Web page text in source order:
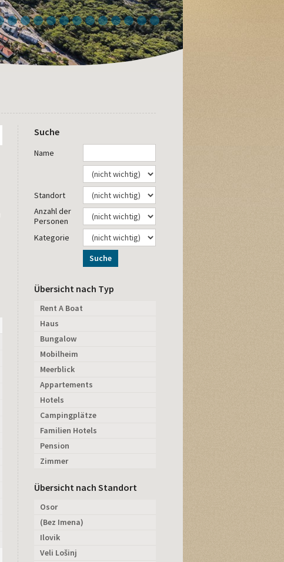
2 3 4 5 6 7 8 9 10 11 12 13 14
Suche
Name
Standort
Anzahl der
Personen
Kategorie
Suche
Übersicht nach Typ
Rent A Boat
Haus
Bungalow
Mobilheim
Meerblick
Appartements
Hotels
Campingplätze
Familien Hotels
Pension
Zimmer
Übersicht nach Standort
Osor
(Bez Imena)
Ilovik
Veli Lošinj